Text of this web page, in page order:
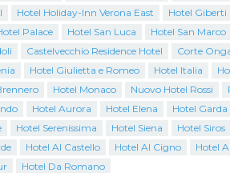
Hotel Holiday-Inn Verona East Hotel Giberti
Palace
Hotel San Luca Hotel San Marco
Castelvecchio Residence Hotel Corte
Hotel Giulietta e Romeo Hotel Italia
Hotel Monaco Nuovo Hotel Rossi
Hotel Aurora Hotel Elena Hotel Garda
Hotel Serenissima Hotel Siena Hotel Siros
Hotel Al Castello Hotel Al Cigno Hotel
Hotel Da Romano